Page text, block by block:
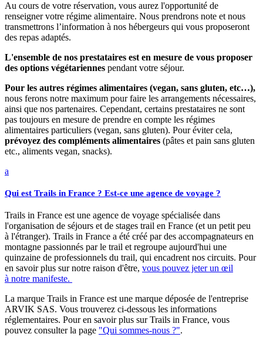
Au cours de votre réservation, vous aurez l'opportunité de
renseigner votre régime alimentaire. Nous prendrons note et nous
transmettrons l’information à nos hébergeurs qui vous proposeront
des repas adaptés.
L'ensemble de nos prestataires est en mesure de vous proposer
des options végétariennes pendant votre séjour.
Pour les autres régimes alimentaires (vegan, sans gluten, etc…),
nous ferons notre maximum pour faire les arrangements nécessaires,
ainsi que nos partenaires. Cependant, certains prestataires ne sont
pas toujours en mesure de prendre en compte les régimes
alimentaires particuliers (vegan, sans gluten). Pour éviter cela,
prévoyez des compléments alimentaires (pâtes et pain sans gluten
etc., aliments vegan, snacks).
a
Qui est Trails in France ? Est-ce une agence de voyage ?
Trails in France est une agence de voyage spécialisée dans
l'organisation de séjours et de stages trail en France (et un petit peu
à l'étranger). Trails in France a été créé par des accompagnateurs en
montagne passionnés par le trail et regroupe aujourd'hui une
quinzaine de professionnels du trail, qui encadrent nos circuits. Pour
en savoir plus sur notre raison d'être, vous pouvez jeter un œil
à notre manifeste.
La marque Trails in France est une marque déposée de l'entreprise
ARVIK SAS. Vous trouverez ci-dessous les informations
réglementaires. Pour en savoir plus sur Trails in France, vous
pouvez consulter la page "Qui sommes-nous ?".